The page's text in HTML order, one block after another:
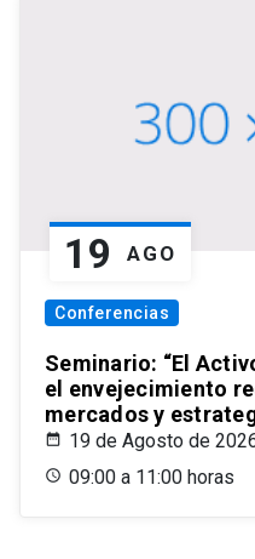
19 AGO
Conferencias
Seminario: “El
el envejecimiento
mercados y
19 de Agosto de
09:00 a 11:00 horas